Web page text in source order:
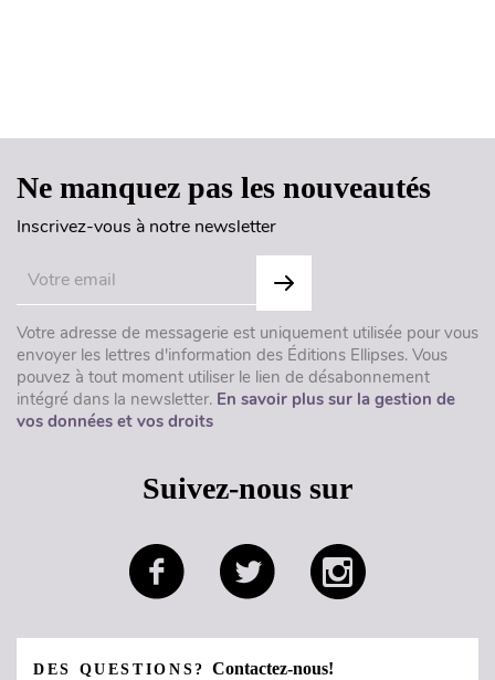
Ne manquez pas les nouveautés
Inscrivez-vous à notre newsletter
Votre adresse de messagerie est uniquement utilisée pour vous
envoyer les lettres d'information des Éditions Ellipses. Vous
pouvez à tout moment utiliser le lien de désabonnement
intégré dans la newsletter. En savoir plus sur la gestion de
vos données et vos droits
Suivez-nous sur
DES QUESTIONS?Contactez-nous!